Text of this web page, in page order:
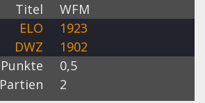
Titel
WFM
ELO
1923
DWZ
1902
Punkte
0,5
Partien
2